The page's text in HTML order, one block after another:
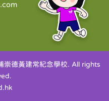
崇德黃建常紀念學校. All rights